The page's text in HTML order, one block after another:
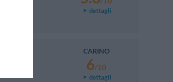
dettagli
CARINO
6/10
dettagli